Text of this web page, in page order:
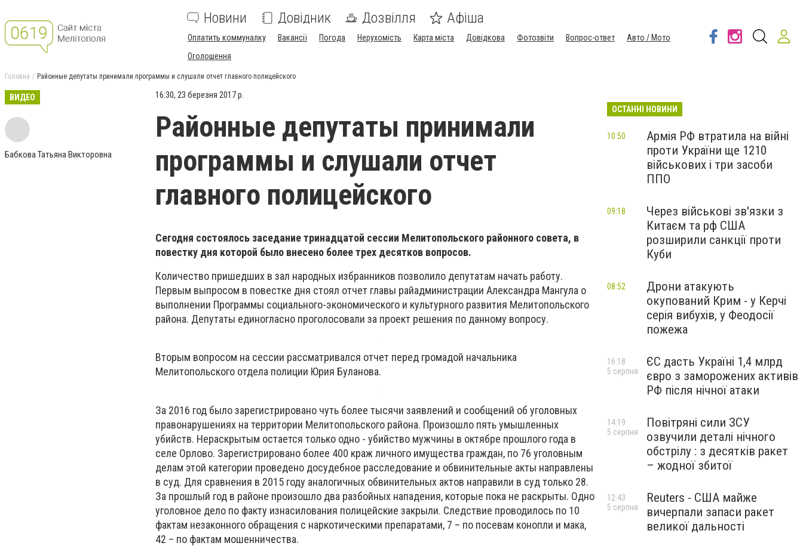
Новини Довідник Дозвілля Афіша
Оплатить коммуналку Вакансії Погода Нерухомість Карта міста Довідкова Фотозвіти Вопрос-ответ
Авто / Мото
Оголошення
Головна Районные депутаты принимали программы и слушали отчет главного полицейского
ВИДЕО
Бабкова Татьяна Викторовна
16:30, 23 березня 2017 р.
Районные депутаты принимали
программы и слушали отчет
главного полицейского
Сегодня состоялось заседание тринадцатой сессии Мелитопольского районного совета, в
повестку дня которой было внесено более трех десятков вопросов.
Количество пришедших в зал народных избранников позволило депутатам начать работу.
Первым выпросом в повестке дня стоял отчет главы райадминистрации Александра Мангула о
выполнении Программы социального-экономического и культурного развития Мелитопольского
района. Депутаты единогласно проголосовали за проект решения по данному вопросу.
Вторым вопросом на сессии рассматривался отчет перед громадой начальника
Мелитопольского отдела полиции Юрия Буланова.
За 2016 год было зарегистрировано чуть более тысячи заявлений и сообщений об уголовных
правонарушениях на территории Мелитопольского района. Произошло пять умышленных
убийств. Нераскрытым остается только одно - убийство мужчины в октябре прошлого года в
селе Орлово. Зарегистрировано более 400 краж личного имущества граждан, по 76 уголовным
делам этой категории проведено досудебное расследование и обвинительные акты направлены
в суд. Для сравнения в 2015 году аналогичных обвинительных актов направили в суд только 28.
За прошлый год в районе произошло два разбойных нападения, которые пока не раскрыты. Одно
уголовное дело по факту изнасилования полицейские закрыли. Следствие проводилось по 10
фактам незаконного обращения с наркотическими препаратами, 7 – по посевам конопли и мака,
42 – по фактам мошенничества.
ОСТАННІ НОВИНИ
Армія РФ втратила на війні
проти України ще 1210
військових і три засоби
ППО
10:50
Через військові зв'язки з
Китаєм та рф США
розширили санкції проти
Куби
09:18
Дрони атакують
окупований Крим - у Керчі
серія вибухів, у Феодосії
пожежа
08:52
ЄС дасть Україні 1,4 млрд
євро з заморожених активів
РФ після нічної атаки
16:18
5 серпня
Повітряні сили ЗСУ
озвучили деталі нічного
обстрілу : з десятків ракет
– жодної збитої
14:19
5 серпня
Reuters - США майже
вичерпали запаси ракет
великої дальності
12:43
5 серпня